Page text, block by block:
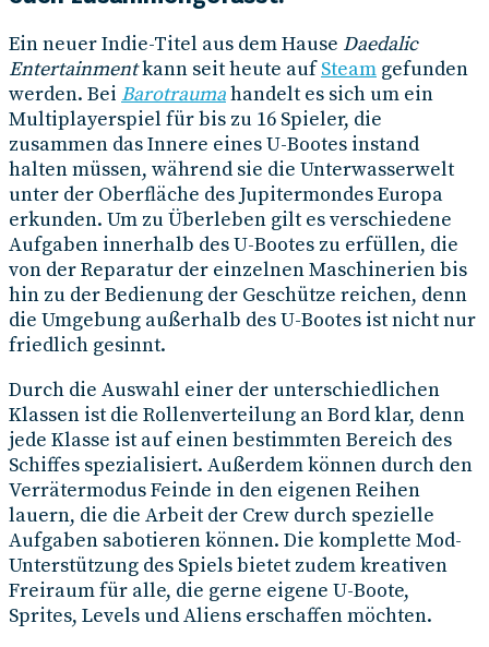
Ein neuer Indie-Titel aus dem Hause Daedalic
Entertainmentkann seit heute aufSteam gefunden
werden. Bei Barotraumahandelt es sich um ein
Multiplayerspiel für bis zu 16 Spieler, die
zusammen das Innere eines U-Bootes instand
halten müssen, während sie die Unterwasserwelt
unter der Oberfläche des Jupitermondes Europa
erkunden. Um zu Überleben gilt es verschiedene
Aufgaben innerhalb des U-Bootes zu erfüllen, die
von der Reparatur der einzelnen Maschinerien bis
hin zu der Bedienung der Geschütze reichen, denn
die Umgebung außerhalb des U-Bootes ist nicht nur
friedlich gesinnt.
Durch die Auswahl einer der unterschiedlichen
Klassen ist die Rollenverteilung an Bord klar, denn
jede Klasse ist auf einen bestimmten Bereich des
Schiffes spezialisiert. Außerdem können durch den
Verrätermodus Feinde in den eigenen Reihen
lauern, die die Arbeit der Crew durch spezielle
Aufgaben sabotieren können. Die komplette Mod-
Unterstützung des Spiels bietet zudem kreativen
Freiraum für alle, die gerne eigene U-Boote,
Sprites, Levels und Aliens erschaffen möchten.